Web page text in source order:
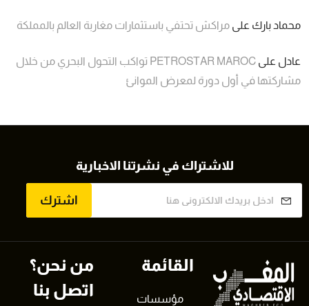
محماد بارك على مراكش تحتفي باستثمارات مغاربة العالم بالمملكة
عادل على
PETROSTAR MAROC تواكب التحول البحري من خلال
مشاركتها في أول دورة لمعرض الموانئ
للاشتراك في نشرتنا الاخبارية
اشترك
القائمة
مؤسسات
من نحن؟
اتصل بنا